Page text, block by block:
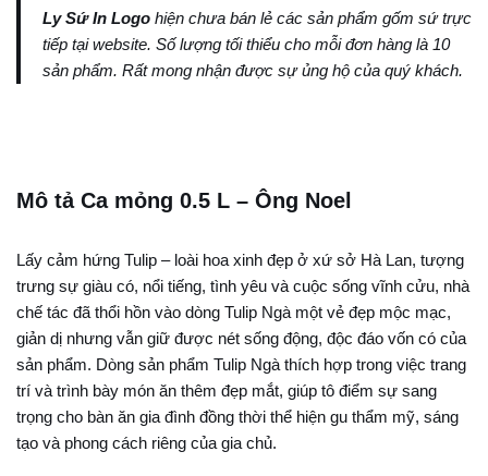
Ly Sứ In Logo hiện chưa bán lẻ các sản phẩm gốm sứ trực
tiếp tại website. Số lượng tối thiểu cho mỗi đơn hàng là 10
sản phẩm. Rất mong nhận được sự ủng hộ của quý khách.
Mô tả Ca mỏng 0.5 L – Ông Noel
Lấy cảm hứng Tulip – loài hoa xinh đẹp ở xứ sở Hà Lan, tượng
trưng sự giàu có, nổi tiếng, tình yêu và cuộc sống vĩnh cửu, nhà
chế tác đã thổi hồn vào dòng Tulip Ngà một vẻ đẹp mộc mạc,
giản dị nhưng vẫn giữ được nét sống động, độc đáo vốn có của
sản phẩm. Dòng sản phẩm Tulip Ngà thích hợp trong việc trang
trí và trình bày món ăn thêm đẹp mắt, giúp tô điểm sự sang
trọng cho bàn ăn gia đình đồng thời thể hiện gu thẩm mỹ, sáng
tạo và phong cách riêng của gia chủ.